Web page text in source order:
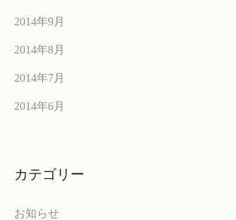
2014年9月
2014年8月
2014年7月
2014年6月
カテゴリー
お知らせ